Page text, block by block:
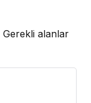
Gerekli alanlar